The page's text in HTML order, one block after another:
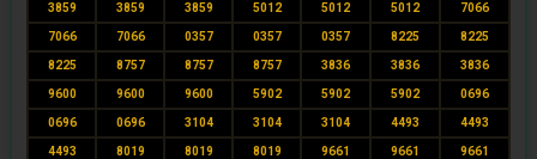
3859 3859 3859 5012 5012 5012 7066
7066 7066 0357 0357 0357 8225 8225
8225 8757 8757 8757 3836 3836 3836
9600 9600 9600 5902 5902 5902 0696
0696 0696 3104 3104 3104 4493 4493
4493 8019 8019 8019 9661 9661 9661